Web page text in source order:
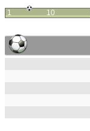
1 10